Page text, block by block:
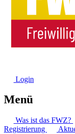
Login
Menü
Was ist das FWZ?
Registrierung